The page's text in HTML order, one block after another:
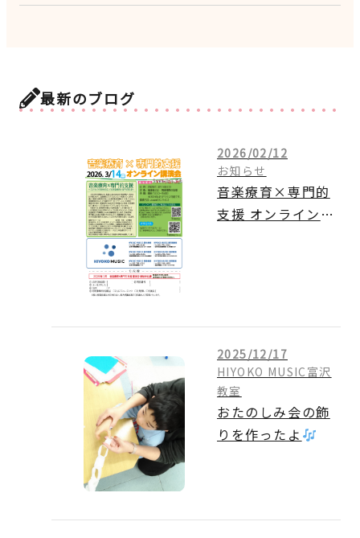
最新のブログ
2026/02/12
お知らせ
音楽療育×専門的
支援 オンライン講
2025/12/17
HIYOKO MUSIC富沢
教室
おたのしみ会の飾
りを作ったよ